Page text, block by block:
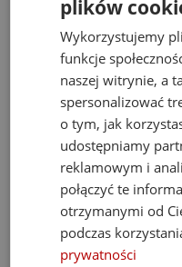
Zestaw
Zestaw
plików
Wykorzystujemy
funkcje
naszej witrynie, a
spersonalizować
o tym, jak
udostępniamy
reklamowym i
połączyć te
otrzymanymi od
podczas
prywatności